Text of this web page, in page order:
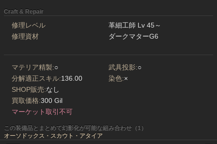
Craft & Repair
修理レベル
革細工師 Lv 45～
修理資材
ダークマターG6
マテリア精製:○ 武具投影:○
分解適正スキル:136.00 染色:×
SHOP販売:なし
買取価格:300 Gil
マーケット取引不可
この装備品とまとめて幻影化が可能な組み合わせ（1）
オーソドックス・スカウト・アタイア